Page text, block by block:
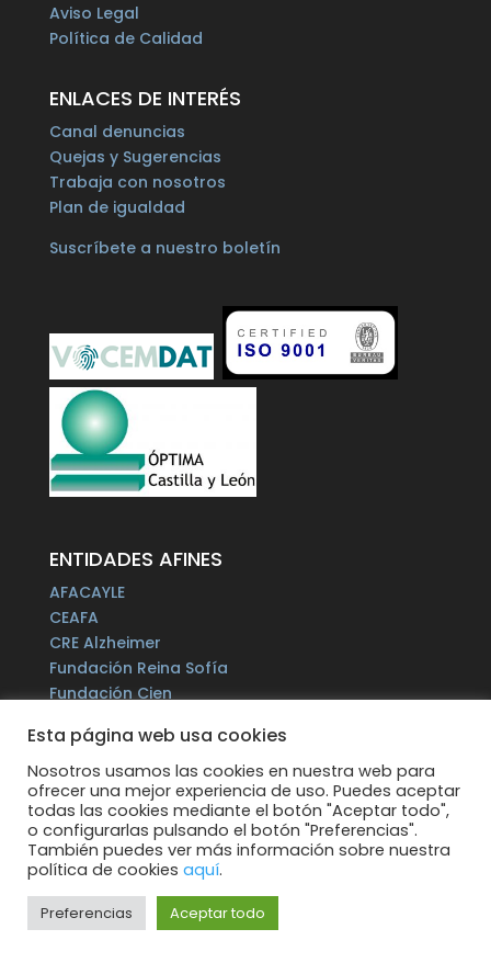
Aviso Legal
Política de Calidad
ENLACES DE INTERÉS
Canal denuncias
Quejas y Sugerencias
Trabaja con nosotros
Plan de igualdad
Suscríbete a nuestro boletín
ENTIDADES AFINES
AFACAYLE
CEAFA
CRE Alzheimer
Fundación Reina Sofía
Fundación Cien
Fundación Por un Mañana sin Alzheimer
Fundación Tase
Alzheimer Europe
Todos los derechos reservados.
Esta página web usa cookies
Nosotros usamos las cookies en nuestra web para
ofrecer una mejor experiencia de uso. Puedes aceptar
todas las cookies mediante el botón "Aceptar todo",
o configurarlas pulsando el botón "Preferencias".
También puedes ver más información sobre nuestra
política de cookies aquí.
Preferencias Aceptar todo